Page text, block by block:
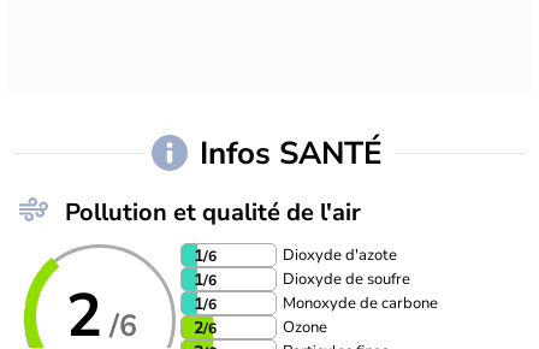
Infos SANTÉ
Pollution et qualité de l'air
2 /6
1/6 Dioxyde d'azote
1/6 Dioxyde de soufre
1/6 Monoxyde de carbone
2/6 Ozone